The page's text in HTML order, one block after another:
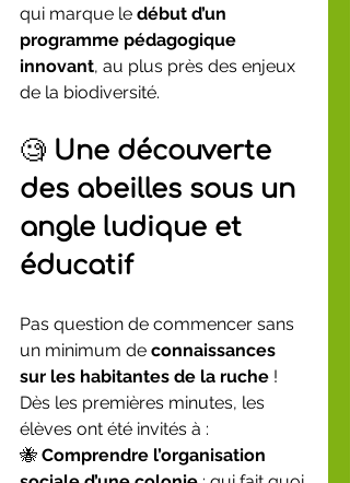
qui marque le début d’un
programme pédagogique
innovant, au plus près des enjeux
de la biodiversité.
🧐 Une découverte
des abeilles sous un
angle ludique et
éducatif
Pas question de commencer sans
un minimum de connaissances
sur les habitantes de la ruche !
Dès les premières minutes, les
élèves ont été invités à :
🐝 Comprendre l’organisation